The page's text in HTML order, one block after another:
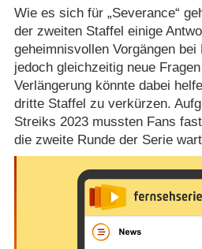
Wie es sich für „Severance“
der zweiten Staffel einige
geheimnisvollen Vorgängen
jedoch gleichzeitig neue
Verlängerung könnte dabei
dritte Staffel zu verkürzen.
Streiks 2023 mussten Fans
die zweite Runde der Serie